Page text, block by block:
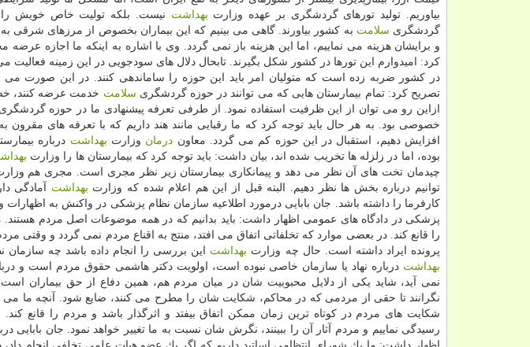
بیاوریم. تولید تورهای گردشگری بر عهده وزارت بهداشت نیست. بلكه تولیت خاص خویش را
گردشگری سلامت به كشور بیاورند. گاهی می بینیم كه این بیماران بخصوص از مرزهای شرقی به
و برایشان هزینه می نماییم، اما این هزینه باز نمی گردد. وی با اشاره به اینكه ما اجازه
كرد: امیدوارم این تورها در كشور شكل بگیرند. تابحال دلال های سودجویی در این زمینه
در كشور ضربه زده است كه متولیان امر باید این حوزه را ساماندهی كنند. در این صورت می
تصریح كرد: تمام بیمارستان هایی كه می توانند در حوزه گردشگری سلامت خدمت عرضه كنند،
ازاین رو می توان از این ظرفیت استفاده نمود. از طرفی تعرفه پیشنهادی ما در حوزه گردشگری
خصوصی بود. به هر حال باید توجه كرد كه ما رقبایی مانند هند داریم كه با تعرفه های مقرون
افزایش دهیم، استقبال در این حوزه كم می گردد. معاون درمان وزارت بهداشت درباره
بوده، اما در زلزله ها تخریب شده اند، بیان داشت: باید توجه كرد كه بیمارستان ها را وزارت
چیدمان تخت های آن نظر می دهد و پیمانكاری بیمارستان زیر نظر مجری است. مجری هم
توانیم درباره بخش ها نظر دهیم. البته قبل از این هم اعلام شده كه وزارت بهداشت آمادگی
كارفرما را داشته باشد. جان بابایی درمورد اطلاعیه سازمان نظام پزشكی در واكنش به اظهارات
پزشكی در دادگاه های عمومی اظهار داشت: باید بدانیم كه در همه موضوعات اصل مردم هستند.
را قانع كند. در بعضی موارد كه تخلفاتی اتفاق می افتد، منتج به اقناع مردم نمی گردد و وقتی
پرونده ایراد داشته است. حال چه وزارت بهداشت این بررسی را انجام داده باشد چه
بهداشت درباره نهاد یا سازمان خاصی نبوده است، اولویت دكتر هاشمی حقوق مردم است و
نمی آید، شاید یكی از دلایل محبوبیت شان در میان مردم هم، همین دفاع از حق بیماران است.
نگرانند تا حقی از مردمی كه در محاكم، شكایت شان را مطرح می كنند، ضایع شود. آنچه ما
شكایت های مردم در كوتاه ترین زمان ممكن اتفاق بیفتد و اثرگذار باشد و مردم را قانع
رسیدگی نماییم و مردم آثار آن را ببینند، نگرش شان نسبت به ما تغییر خواهد نمود. جان بابایی